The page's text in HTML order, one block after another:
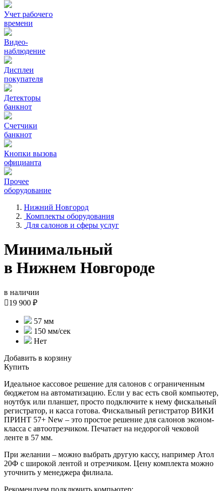
Учет рабочего
времени
Видео‑
наблюдение
Дисплеи
покупателя
Детекторы
банкнот
Счетчики
банкнот
Кнопки вызова
официанта
Прочее
оборудование
Нижний Новгород
Комплекты оборудования
Для салонов и сферы услуг
Минимальный
в Нижнем Новгороде
в наличии
19 900 ₽
57 мм
150 мм/сек
Нет
Добавить в корзину
Купить
Идеальное кассовое решение для салонов с ограниченным
бюджетом на автоматизацию. Если у вас есть свой компьютер,
ноутбук или планшет, просто подключите к нему фискальный
регистратор, и касса готова. Фискальный регистратор ВИКИ
ПРИНТ 57+ New – это простое решение для салонов эконом-
класса с автоотрезчиком. Печатает на недорогой чековой
ленте в 57 мм.
При желании – можно выбрать другую кассу, например Атол
20Ф с широкой лентой и отрезчиком. Цену комплекта можно
уточнить у менеджера филиала.
Рекомендуем подключить компьютер: